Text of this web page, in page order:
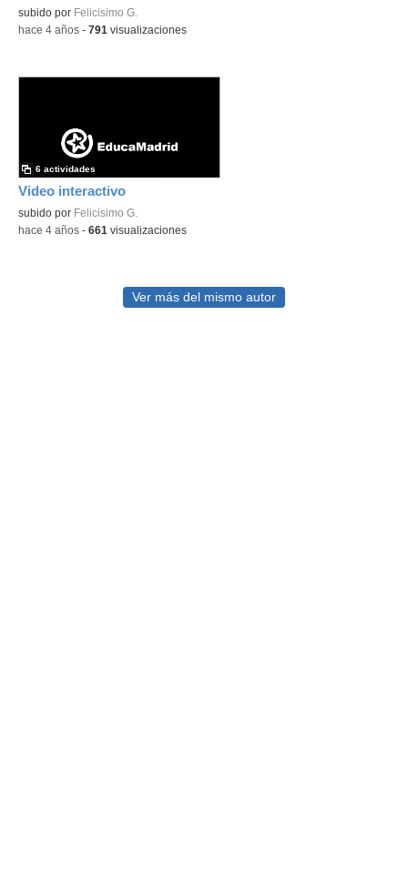
Contenido educativo.
subido por Felicisimo G.
-hace 4 años - 791 visualizaciones
Video interactivo
subido por Felicisimo G.
6 actividades
-hace 4 años - 661 visualizaciones
Ver más del mismo autor